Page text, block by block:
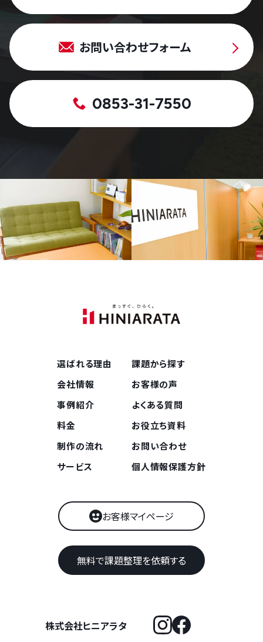
お問い合わせフォーム
0853-31-7550
選ばれる理由
会社情報
事例紹介
料金
制作の流れ
サービス
課題から探す
お客様の声
よくある質問
お役立ち資料
お問い合わせ
個人情報保護方針
お客様マイページ
無料で課題整理を依頼する
株式会社ヒニアラタ